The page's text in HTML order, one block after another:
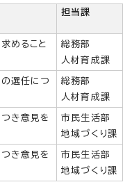
担当課
めること
総務部
人材育成課
選任につ
総務部
人材育成課
き意見を
市民生活部
地域づくり課
き意見を
市民生活部
地域づくり課